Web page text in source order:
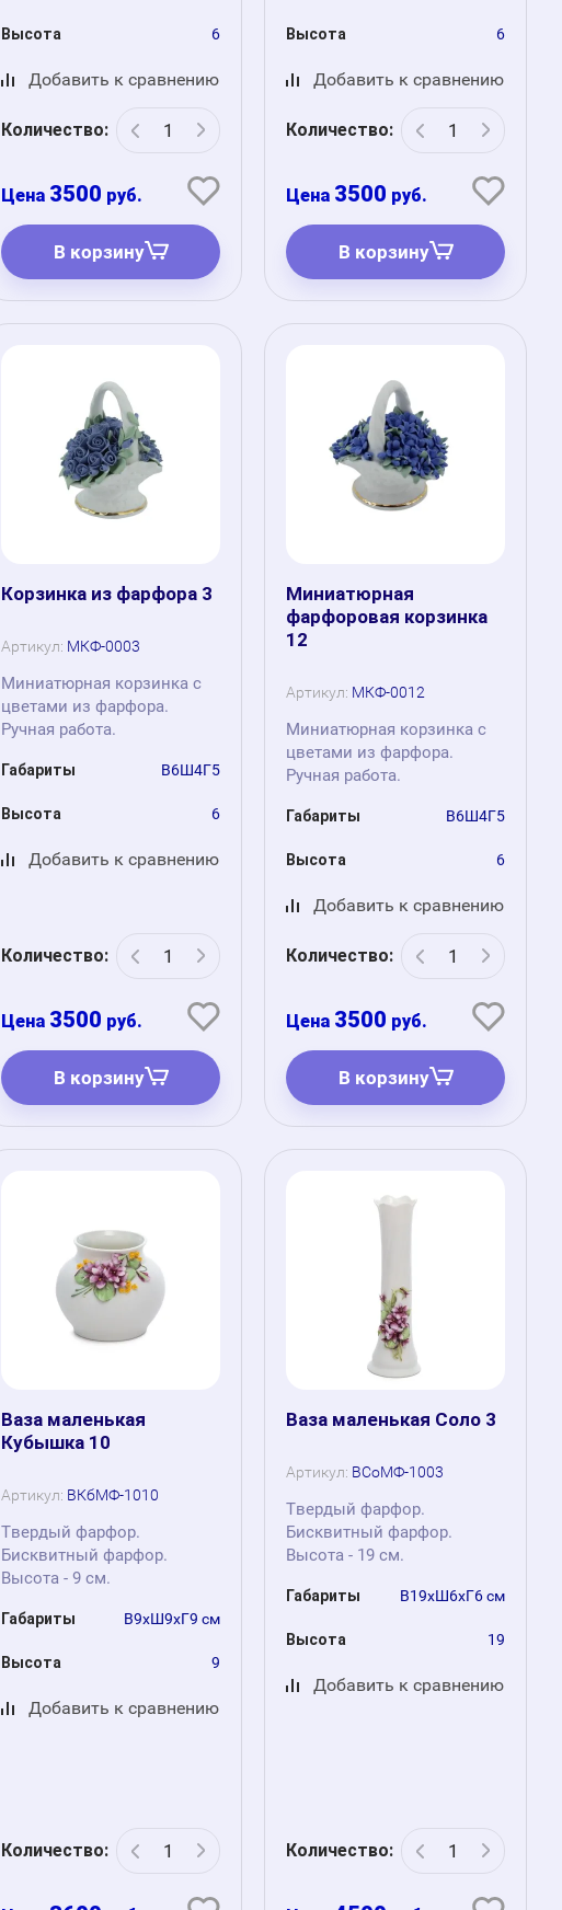
Высота 6
Добавить к сравнению
Количество:
3500 руб.
В корзину
Высота 6
Добавить к сравнению
Количество:
3500 руб.
В корзину
Корзинка из фарфора 3
Артикул: МКФ-0003
Миниатюрная корзинка с
цветами из фарфора.
Ручная работа.
Габариты В6Ш4Г5
Высота 6
Добавить к сравнению
Количество:
3500 руб.
В корзину
Миниатюрная
фарфоровая корзинка
12
Артикул: МКФ-0012
Миниатюрная корзинка с
цветами из фарфора.
Ручная работа.
Габариты В6Ш4Г5
Высота 6
Добавить к сравнению
Количество:
3500 руб.
В корзину
Ваза маленькая
Кубышка 10
Артикул: ВКбМФ-1010
Твердый фарфор.
Бисквитный фарфор.
Высота - 9 см.
Габариты В9хШ9хГ9 см
Высота 9
Добавить к сравнению
Количество:
Ваза маленькая Соло 3
Артикул: ВСоМФ-1003
Твердый фарфор.
Бисквитный фарфор.
Высота - 19 см.
Габариты В19хШ6хГ6 см
Высота 19
Добавить к сравнению
Количество: